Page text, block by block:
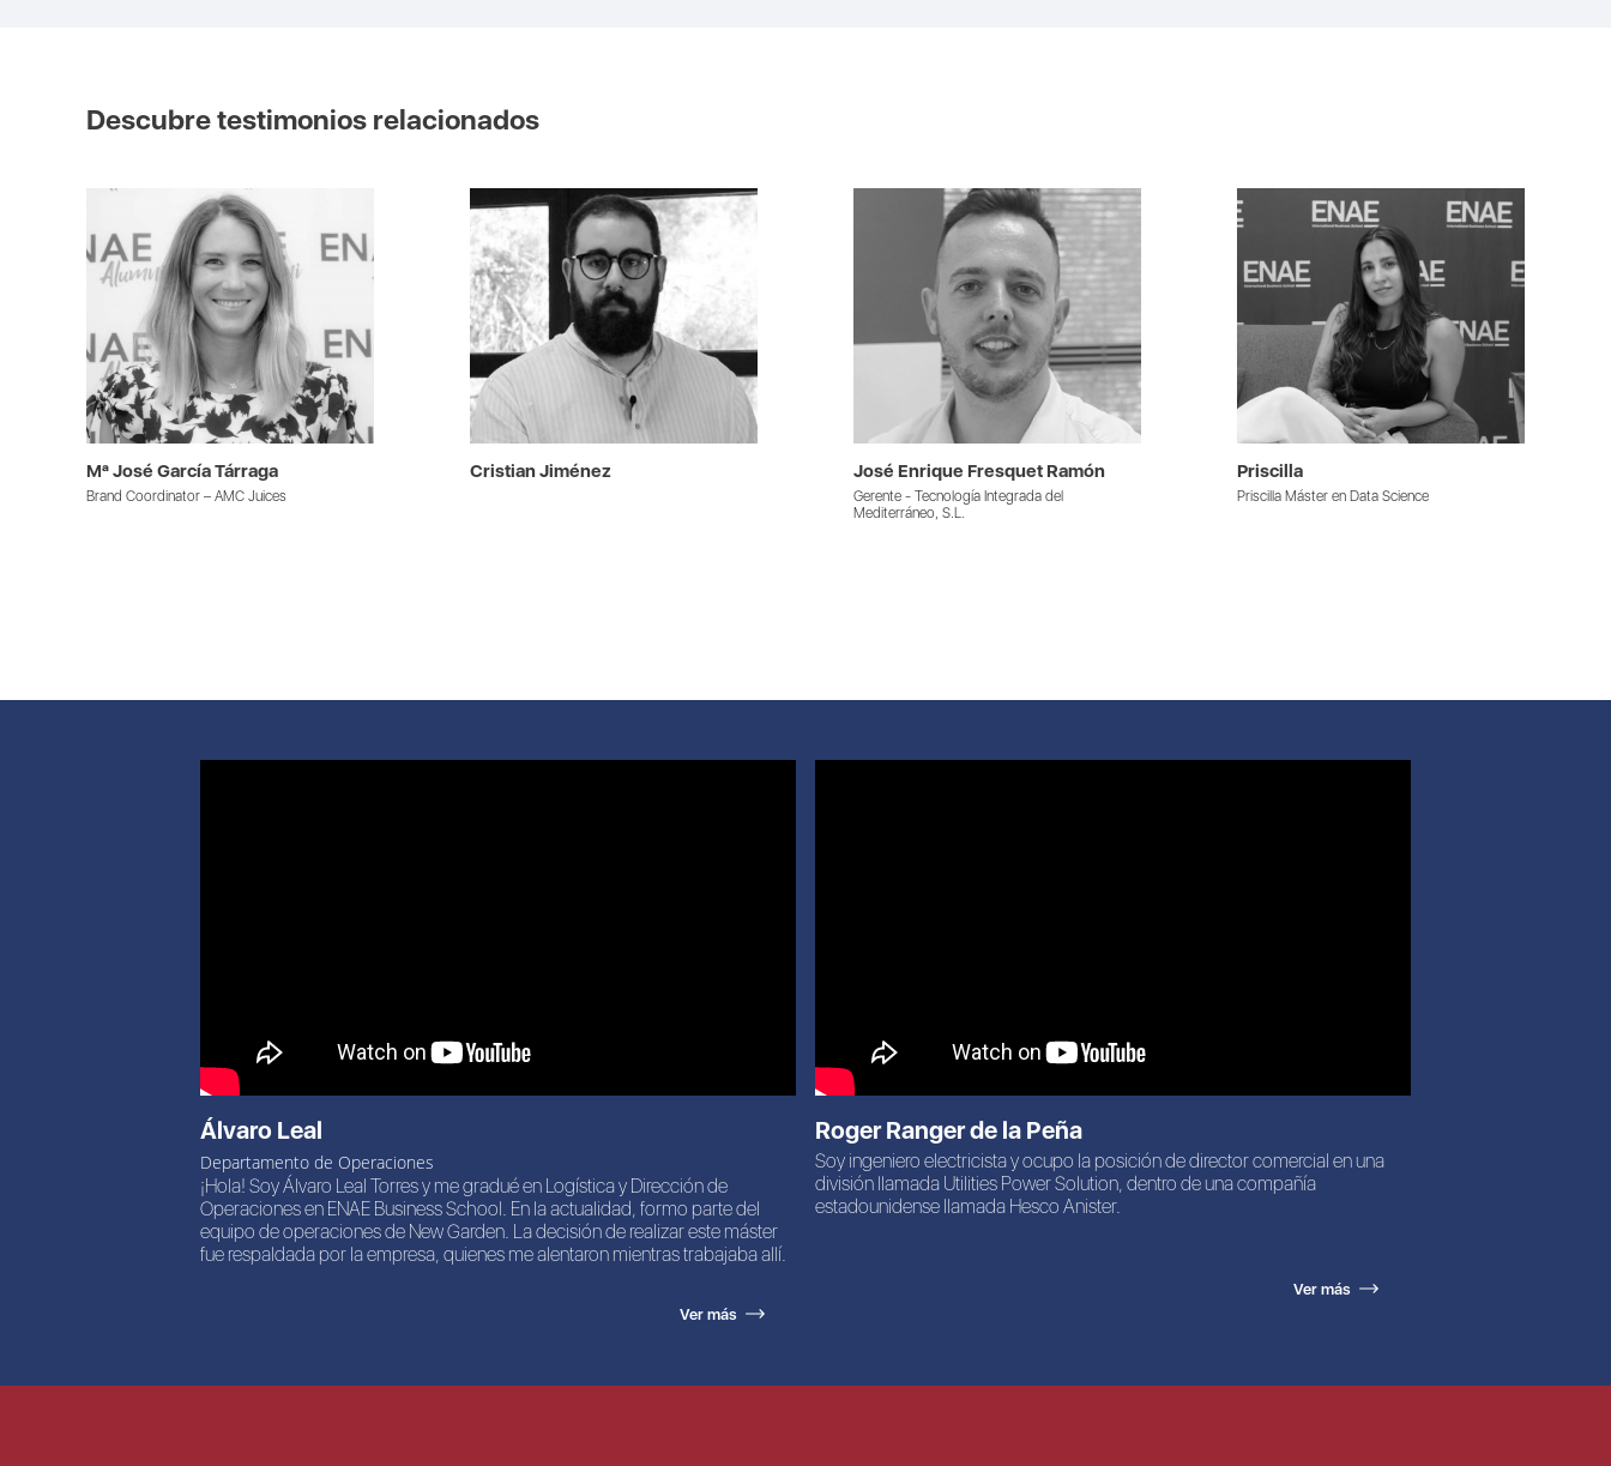
Descubre testimonios relacionados
Mª José García Tárraga
Brand Coordinator – AMC Juices
Cristian Jiménez José Enrique Fresquet Ramón
Gerente - Tecnología Integrada del
Mediterráneo, S.L.
Priscilla
Priscilla Máster en Data Science
Álvaro Leal
Departamento de Operaciones
¡Hola! Soy Álvaro Leal Torres y me gradué en Logística y Dirección de
Operaciones en ENAE Business School. En la actualidad, formo parte del
equipo de operaciones de New Garden. La decisión de realizar este máster
fue respaldada por la empresa, quienes me alentaron mientras trabajaba allí.
Ver más
Roger Ranger de la Peña
Soy ingeniero electricista y ocupo la posición de director comercial en una
división llamada Utilities Power Solution, dentro de una compañía
estadounidense llamada Hesco Anister.
Ver más